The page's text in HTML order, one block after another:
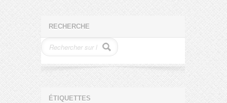
RECHERCHE
ÉTIQUETTES